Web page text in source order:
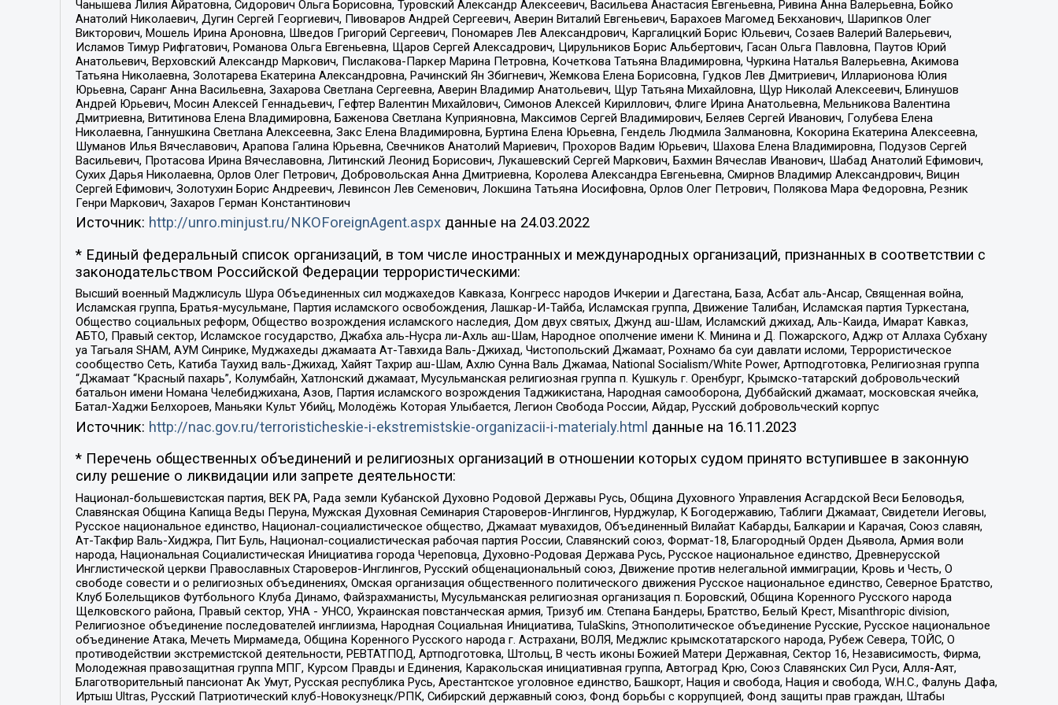
Чанышева Лилия Айратовна, Сидорович Ольга Борисовна, Туровский Александр Алексеевич, Васильева Анастасия Евгеньевна, Ривина Анна Валерьевна, Бойко
Анатолий Николаевич, Дугин Сергей Георгиевич, Пивоваров Андрей Сергеевич, Аверин Виталий Евгеньевич, Барахоев Магомед Бекханович, Шарипков Олег
Викторович, Мошель Ирина Ароновна, Шведов Григорий Сергеевич, Пономарев Лев Александрович, Каргалицкий Борис Юльевич, Созаев Валерий Валерьевич,
Исламов Тимур Рифгатович, Романова Ольга Евгеньевна, Щаров Сергей Алексадрович, Цирульников Борис Альбертович, Гасан Ольга Павловна, Паутов Юрий
Анатольевич, Верховский Александр Маркович, Пислакова-Паркер Марина Петровна, Кочеткова Татьяна Владимировна, Чуркина Наталья Валерьевна, Акимова
Татьяна Николаевна, Золотарева Екатерина Александровна, Рачинский Ян Збигневич, Жемкова Елена Борисовна, Гудков Лев Дмитриевич, Илларионова Юлия
Юрьевна, Саранг Анна Васильевна, Захарова Светлана Сергеевна, Аверин Владимир Анатольевич, Щур Татьяна Михайловна, Щур Николай Алексеевич, Блинушов
Андрей Юрьевич, Мосин Алексей Геннадьевич, Гефтер Валентин Михайлович, Симонов Алексей Кириллович, Флиге Ирина Анатольевна, Мельникова Валентина
Дмитриевна, Вититинова Елена Владимировна, Баженова Светлана Куприяновна, Максимов Сергей Владимирович, Беляев Сергей Иванович, Голубева Елена
Николаевна, Ганнушкина Светлана Алексеевна, Закс Елена Владимировна, Буртина Елена Юрьевна, Гендель Людмила Залмановна, Кокорина Екатерина Алексеевна,
Шуманов Илья Вячеславович, Арапова Галина Юрьевна, Свечников Анатолий Мариевич, Прохоров Вадим Юрьевич, Шахова Елена Владимировна, Подузов Сергей
Васильевич, Протасова Ирина Вячеславовна, Литинский Леонид Борисович, Лукашевский Сергей Маркович, Бахмин Вячеслав Иванович, Шабад Анатолий Ефимович,
Сухих Дарья Николаевна, Орлов Олег Петрович, Добровольская Анна Дмитриевна, Королева Александра Евгеньевна, Смирнов Владимир Александрович, Вицин
Сергей Ефимович, Золотухин Борис Андреевич, Левинсон Лев Семенович, Локшина Татьяна Иосифовна, Орлов Олег Петрович, Полякова Мара Федоровна, Резник
Генри Маркович, Захаров Герман Константинович
Источник: http://unro.minjust.ru/NKOForeignAgent.aspxданные на 24.03.2022
* Единый федеральный список организаций, в том числе иностранных и международных организаций, признанных в соответствии с
законодательством Российской Федерации террористическими:
Высший военный Маджлисуль Шура Объединенных сил моджахедов Кавказа, Конгресс народов Ичкерии и Дагестана, База, Асбат аль-Ансар, Священная война,
Исламская группа, Братья-мусульмане, Партия исламского освобождения, Лашкар-И-Тайба, Исламская группа, Движение Талибан, Исламская партия Туркестана,
Общество социальных реформ, Общество возрождения исламского наследия, Дом двух святых, Джунд аш-Шам, Исламский джихад, Аль-Каида, Имарат Кавказ,
АБТО, Правый сектор, Исламское государство, Джабха аль-Нусра ли-Ахль аш-Шам, Народное ополчение имени К. Минина и Д. Пожарского, Аджр от Аллаха Субхану
уа Тагьаля SHAM, АУМ Синрике, Муджахеды джамаата Ат-Тавхида Валь-Джихад, Чистопольский Джамаат, Рохнамо ба суи давлати исломи, Террористическое
сообщество Сеть, Катиба Таухид валь-Джихад, Хайят Тахрир аш-Шам, Ахлю Сунна Валь Джамаа, National Socialism/White Power, Артподготовка, Религиозная группа
“Джамаат “Красный пахарь”, Колумбайн, Хатлонский джамаат, Мусульманская религиозная группа п. Кушкуль г. Оренбург, Крымско-татарский добровольческий
батальон имени Номана Челебиджихана, Азов, Партия исламского возрождения Таджикистана, Народная самооборона, Дуббайский джамаат, московская ячейка,
Батал-Хаджи Белхороев, Маньяки Культ Убийц, Молодёжь Которая Улыбается, Легион Свобода России, Айдар, Русский добровольческий корпус
Источник: http://nac.gov.ru/terroristicheskie-i-ekstremistskie-organizacii-i-materialy.html данные на 16.11.2023
* Перечень общественных объединений и религиозных организаций в отношении которых судом принято вступившее в законную
силу решение о ликвидации или запрете деятельности:
Национал-большевистская партия, ВЕК РА, Рада земли Кубанской Духовно Родовой Державы Русь, Община Духовного Управления Асгардской Веси Беловодья,
Славянская Община Капища Веды Перуна, Мужская Духовная Семинария Староверов-Инглингов, Нурджулар, К Богодержавию, Таблиги Джамаат, Свидетели Иеговы,
Русское национальное единство, Национал-социалистическое общество, Джамаат мувахидов, Объединенный Вилайат Кабарды, Балкарии и Карачая, Союз славян,
Ат-Такфир Валь-Хиджра, Пит Буль, Национал-социалистическая рабочая партия России, Славянский союз, Формат-18, Благородный Орден Дьявола, Армия воли
народа, Национальная Социалистическая Инициатива города Череповца, Духовно-Родовая Держава Русь, Русское национальное единство, Древнерусской
Инглистической церкви Православных Староверов-Инглингов, Русский общенациональный союз, Движение против нелегальной иммиграции, Кровь и Честь, О
свободе совести и о религиозных объединениях, Омская организация общественного политического движения Русское национальное единство, Северное Братство,
Клуб Болельщиков Футбольного Клуба Динамо, Файзрахманисты, Мусульманская религиозная организация п. Боровский, Община Коренного Русского народа
Щелковского района, Правый сектор, УНА - УНСО, Украинская повстанческая армия, Тризуб им. Степана Бандеры, Братство, Белый Крест, Misanthropic division,
Религиозное объединение последователей инглиизма, Народная Социальная Инициатива, TulaSkins, Этнополитическое объединение Русские, Русское национальное
объединение Атака, Мечеть Мирмамеда, Община Коренного Русского народа г. Астрахани, ВОЛЯ, Меджлис крымскотатарского народа, Рубеж Севера, ТОЙС, О
противодействии экстремистской деятельности, РЕВТАТПОД, Артподготовка, Штольц, В честь иконы Божией Матери Державная, Сектор 16, Независимость, Фирма,
Молодежная правозащитная группа МПГ, Курсом Правды и Единения, Каракольская инициативная группа, Автоград Крю, Союз Славянских Сил Руси, Алля-Аят,
Благотворительный пансионат Ак Умут, Русская республика Русь, Арестантское уголовное единство, Башкорт, Нация и свобода, Нация и свобода, W.H.С., Фалунь Дафа,
Иртыш Ultras, Русский Патриотический клуб-Новокузнецк/РПК, Сибирский державный союз, Фонд борьбы с коррупцией, Фонд защиты прав граждан, Штабы